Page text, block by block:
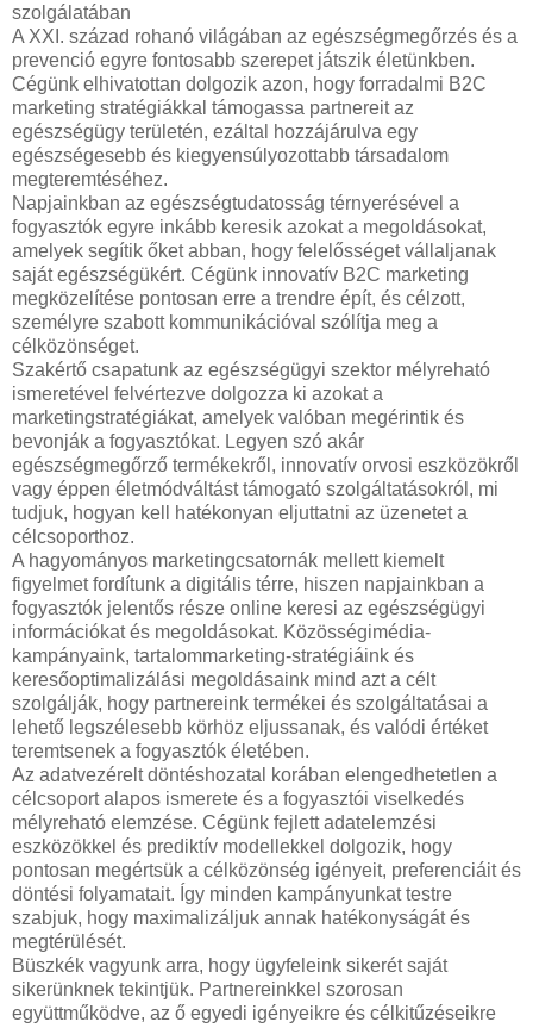
szolgálatában
A XXI. század rohanó világában az egészségmegőrzés és a
prevenció egyre fontosabb szerepet játszik életünkben.
Cégünk elhivatottan dolgozik azon, hogy forradalmi B2C
marketing stratégiákkal támogassa partnereit az
egészségügy területén, ezáltal hozzájárulva egy
egészségesebb és kiegyensúlyozottabb társadalom
megteremtéséhez.
Napjainkban az egészségtudatosság térnyerésével a
fogyasztók egyre inkább keresik azokat a megoldásokat,
amelyek segítik őket abban, hogy felelősséget vállaljanak
saját egészségükért. Cégünk innovatív B2C marketing
megközelítése pontosan erre a trendre épít, és célzott,
személyre szabott kommunikációval szólítja meg a
célközönséget.
Szakértő csapatunk az egészségügyi szektor mélyreható
ismeretével felvértezve dolgozza ki azokat a
marketingstratégiákat, amelyek valóban megérintik és
bevonják a fogyasztókat. Legyen szó akár
egészségmegőrző termékekről, innovatív orvosi eszközökről
vagy éppen életmódváltást támogató szolgáltatásokról, mi
tudjuk, hogyan kell hatékonyan eljuttatni az üzenetet a
célcsoporthoz.
A hagyományos marketingcsatornák mellett kiemelt
figyelmet fordítunk a digitális térre, hiszen napjainkban a
fogyasztók jelentős része online keresi az egészségügyi
információkat és megoldásokat. Közösségimédia-
kampányaink, tartalommarketing-stratégiáink és
keresőoptimalizálási megoldásaink mind azt a célt
szolgálják, hogy partnereink termékei és szolgáltatásai a
lehető legszélesebb körhöz eljussanak, és valódi értéket
teremtsenek a fogyasztók életében.
Az adatvezérelt döntéshozatal korában elengedhetetlen a
célcsoport alapos ismerete és a fogyasztói viselkedés
mélyreható elemzése. Cégünk fejlett adatelemzési
eszközökkel és prediktív modellekkel dolgozik, hogy
pontosan megértsük a célközönség igényeit, preferenciáit és
döntési folyamatait. Így minden kampányunkat testre
szabjuk, hogy maximalizáljuk annak hatékonyságát és
megtérülését.
Büszkék vagyunk arra, hogy ügyfeleink sikerét saját
sikerünknek tekintjük. Partnereinkkel szorosan
együttműködve, az ő egyedi igényeikre és célkitűzéseikre